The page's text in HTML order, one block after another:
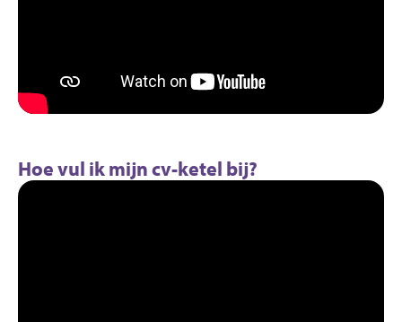
Hoe vul ik mijn cv-ketel bij?